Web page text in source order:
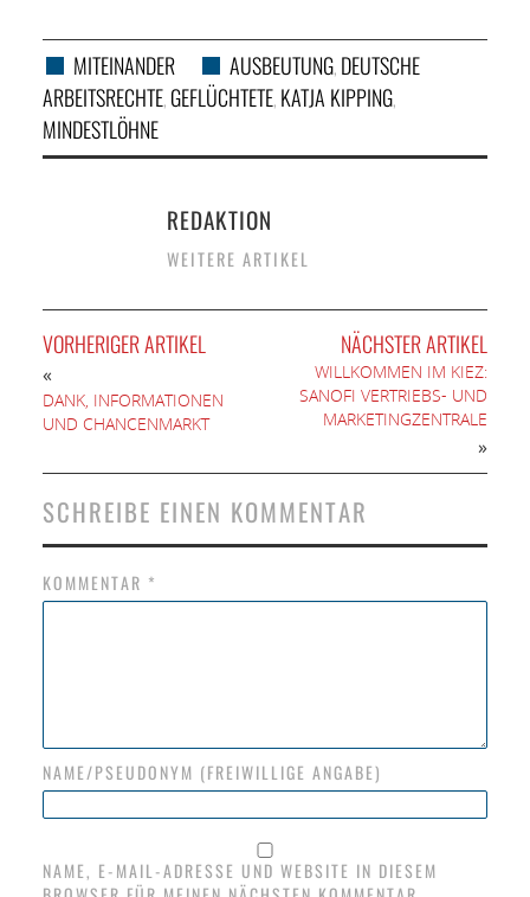
MITEINANDER AUSBEUTUNG, DEUTSCHE
ARBEITSRECHTE, GEFLÜCHTETE, KATJA KIPPING,
MINDESTLÖHNE
REDAKTION
WEITERE ARTIKEL
VORHERIGER ARTIKEL
«
DANK, INFORMATIONEN
UND CHANCENMARKT
NÄCHSTER ARTIKEL
WILLKOMMEN IM KIEZ:
SANOFI VERTRIEBS- UND
MARKETINGZENTRALE
»
SCHREIBE EINEN KOMMENTAR
KOMMENTAR *
NAME/PSEUDONYM (FREIWILLIGE ANGABE)
NAME, E-MAIL-ADRESSE UND WEBSITE IN DIESEM